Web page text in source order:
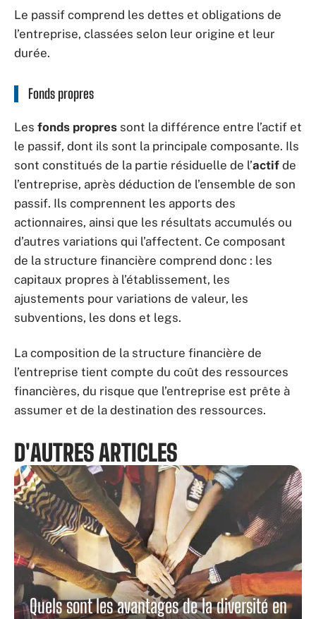
Le passif comprend les dettes et obligations de
l’entreprise, classées selon leur origine et leur
durée.
Fonds propres
Les fonds propres sont la différence entre l’actif et
le passif, dont ils sont la principale composante. Ils
sont constitués de la partie résiduelle de l’actif de
l’entreprise, après déduction de l’ensemble de son
passif. Ils comprennent les apports des
actionnaires, ainsi que les résultats accumulés ou
d’autres variations qui l’affectent. Ce composant
de la structure financière comprend donc : les
capitaux propres à l’établissement, les
ajustements pour variations de valeur, les
subventions, les dons et legs.
La composition de la structure financière de
l’entreprise tient compte du coût des ressources
financières, du risque que l’entreprise est prête à
assumer et de la destination des ressources.
D'AUTRES ARTICLES
Quels sont les avantages de la diversité en